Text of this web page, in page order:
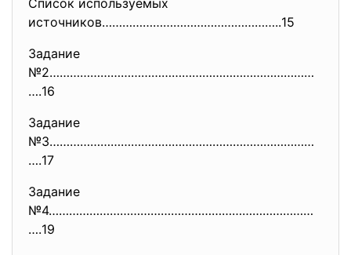
Список используемых
источников……………………………………………..15
Задание
№2……………………………………………………………………
….16
Задание
№3……………………………………………………………………
….17
Задание
№4……………………………………………………………………
….19